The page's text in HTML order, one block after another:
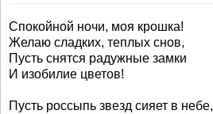
Спокойной ночи, моя крошка!
Желаю сладких, теплых снов,
Пусть снятся радужные замки
И изобилие цветов!
Пусть россыпь звезд сияет в небе,